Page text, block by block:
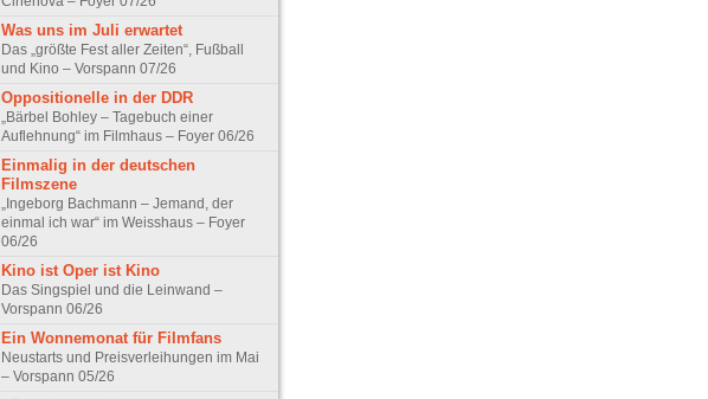
Was uns im Juli erwartet
Das „größte Fest aller Zeiten“, Fußball
und Kino – Vorspann 07/26
Oppositionelle in der DDR
„Bärbel Bohley – Tagebuch einer
Auflehnung“ im Filmhaus – Foyer 06/26
Einmalig in der deutschen
Filmszene
„Ingeborg Bachmann – Jemand, der
einmal ich war“ im Weisshaus – Foyer
06/26
Kino ist Oper ist Kino
Das Singspiel und die Leinwand –
Vorspann 06/26
Ein Wonnemonat für Filmfans
Neustarts und Preisverleihungen im Mai
– Vorspann 05/26